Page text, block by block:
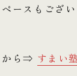
ースもござ
から⇒ すまい